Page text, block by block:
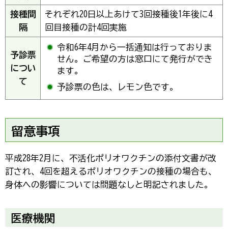
接種間
隔
それぞれ20日以上あけて3回接種後1年後に4
回目接種の計4回実施
予診票
につい
て
令和6年4月から一括通知は行っておりま
せん。ご希望の方は窓口にて発行ができ
ます。
予診票の色は、レモン色です。
留意事項
平成28年2月に、不活化ポリオワクチンの添付文書が改
訂され、4回を超えるポリオワクチンの接種の場合も、
身体への影響については問題なしと明記されました。
医療機関